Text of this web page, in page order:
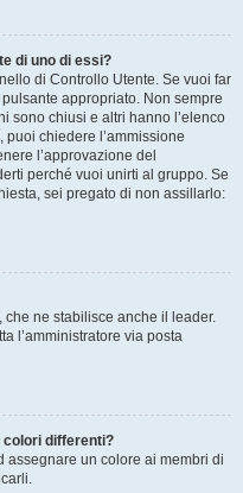
di uno di essi?
di Controllo Utente. Se vuoi far
appropriato. Non sempre
sono chiusi e altri hanno l’elenco
chiedere l’ammissione
l’approvazione del
perché vuoi unirti al gruppo. Se
sei pregato di non assillarlo:
che ne stabilisce anche il leader.
l’amministratore via posta
colori differenti?
assegnare un colore ai membri di